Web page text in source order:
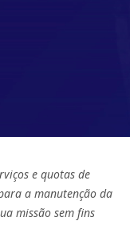
e quotas de
a manutenção da
missão sem fins